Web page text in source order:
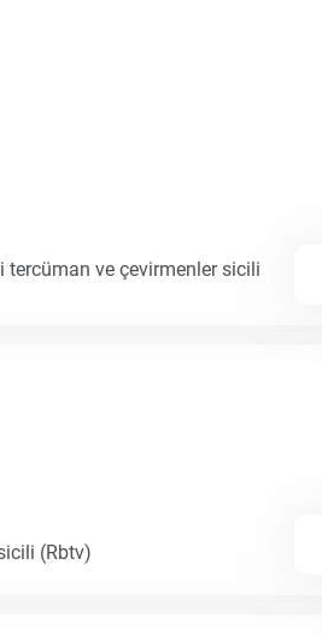
tercüman ve çevirmenler sicili
(Rbtv)